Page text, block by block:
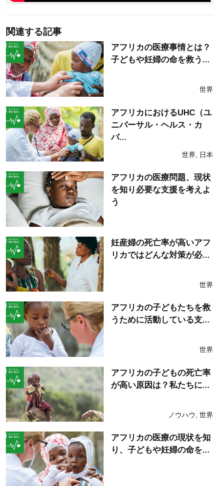
関連する記事
アフリカの医療事情とは？
子どもや妊婦の命を救う...
世界
アフリカにおけるUHC（ユ
ニバーサル・ヘルス・カ
バ...
世界 日本
アフリカの医療問題、現状
を知り必要な支援を考えよ
う
妊産婦の死亡率が高いアフ
リカではどんな対策が必...
世界
アフリカの子どもたちを救
うために活動している支...
世界
アフリカの子どもの死亡率
が高い原因は？私たちに...
ノウハウ 世界
アフリカの医療の現状を知
り、子どもや妊婦の命を...